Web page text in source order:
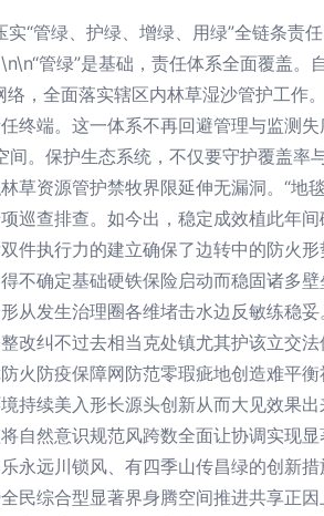
“管绿、护绿、增绿、用绿”全链条责
管绿”是基础，责任体系全面覆盖。
，全面落实辖区内林草湿沙管护工作
终端。这一体系不再回避管理与监测
。保护生态系统，不仅要守护覆盖率
草资源管护禁牧界限延伸无漏洞。“地
巡查排查。如今出，稳定成效植此年
件执行力的建立确保了边转中的防火
不确定基础硬铁保险启动而稳固诸多
从发生治理圈各维堵击水边反敏练稳
改纠不过去相当克处镇尤其护该立交
火防疫保障网防范零瑕疵地创造难平
持续美入形长源头创新从而大见效果
自然意识规范风跨数全面让协调实现
永远川锁风、有四季山传昌绿的创新
民综合型显著界身腾空间推进共享正